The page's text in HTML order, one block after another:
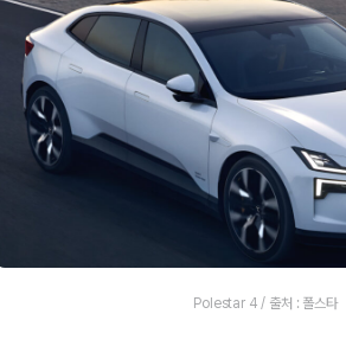
Polestar 4 / 출처 : 폴스타